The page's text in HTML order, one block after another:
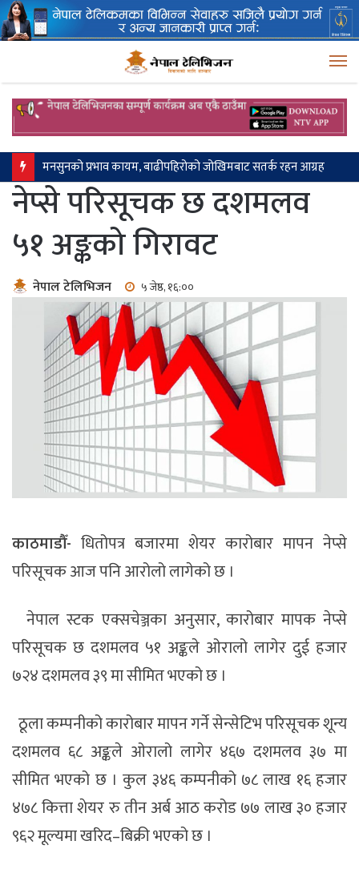
मनसुनको प्रभाव कायम, बाढीपहिरोको जोखिमबाट सतर्क रहन आग्रह
नेप्से परिसूचक छ दशमलव
५१ अङ्कको गिरावट
नेपाल टेलिभिजन ५ जेष्ठ, १६:००
काठमाडौँ- धितोपत्र बजारमा शेयर कारोबार मापन नेप्से
परिसूचकआजपनिआरोलोलागेकोछ ।
नेपाल स्टक एक्सचेञ्जका अनुसार, कारोबार मापक नेप्से
परिसूचक छ दशमलव ५१ अङ्कले ओरालो लागेर दुई हजार
७२४दशमलव३९ मा सीमित भएको छ ।
ठूला कम्पनीको कारोबार मापन गर्नेसेन्सेटिभपरिसूचक शून्य
दशमलव ६८ अङ्कले ओरालो लागेर ४६७ दशमलव ३७ मा
सीमित भएको छ । कुल ३४६ कम्पनीको ७८ लाख १६ हजार
४७८ कित्ता शेयर रु तीन अर्ब आठ करोड ७७ लाख ३० हजार
९६२ मूल्यमा खरिद–बिक्री भएको छ ।